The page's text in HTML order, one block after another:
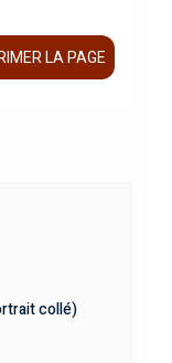
LA PAGE
collé)